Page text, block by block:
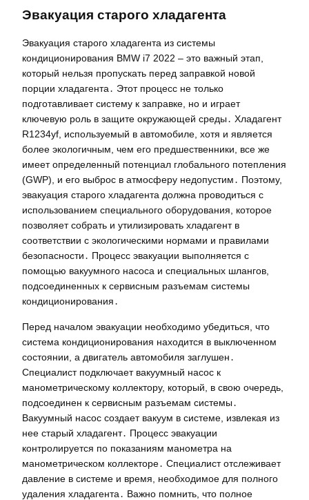
Эвакуация старого хладагента
Эвакуация старого хладагента из системы
кондиционирования BMW i7 2022 – это важный этап,
который нельзя пропускать перед заправкой новой
порции хладагента․ Этот процесс не только
подготавливает систему к заправке, но и играет
ключевую роль в защите окружающей среды․ Хладагент
R1234yf, используемый в автомобиле, хотя и является
более экологичным, чем его предшественники, все же
имеет определенный потенциал глобального потепления
(GWP), и его выброс в атмосферу недопустим․ Поэтому,
эвакуация старого хладагента должна проводиться с
использованием специального оборудования, которое
позволяет собрать и утилизировать хладагент в
соответствии с экологическими нормами и правилами
безопасности․ Процесс эвакуации выполняется с
помощью вакуумного насоса и специальных шлангов,
подсоединенных к сервисным разъемам системы
кондиционирования․
Перед началом эвакуации необходимо убедиться, что
система кондиционирования находится в выключенном
состоянии, а двигатель автомобиля заглушен․
Специалист подключает вакуумный насос к
манометрическому коллектору, который, в свою очередь,
подсоединен к сервисным разъемам системы․
Вакуумный насос создает вакуум в системе, извлекая из
нее старый хладагент․ Процесс эвакуации
контролируется по показаниям манометра на
манометрическом коллекторе․ Специалист отслеживает
давление в системе и время, необходимое для полного
удаления хладагента․ Важно помнить, что полное